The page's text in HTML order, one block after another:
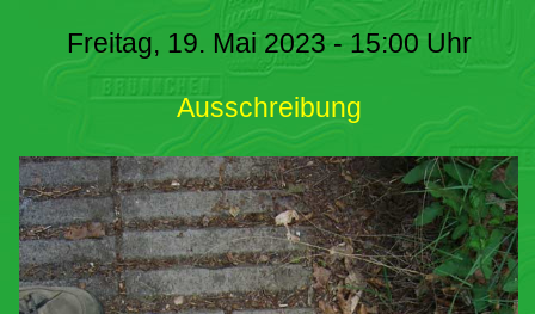
Freitag, 19. Mai 2023 - 15:00 Uhr
Ausschreibung